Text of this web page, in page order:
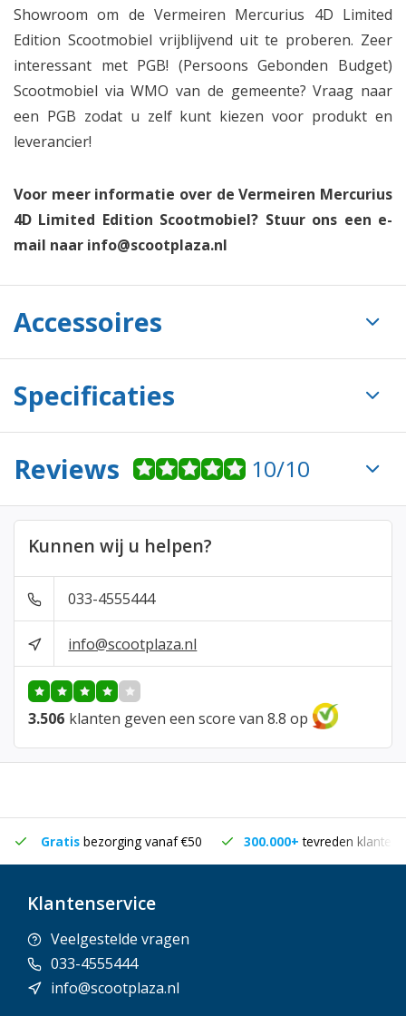
Showroom om de Vermeiren Mercurius 4D Limited
Edition Scootmobiel vrijblijvend uit te proberen. Zeer
interessant met PGB! (Persoons Gebonden Budget)
Scootmobiel via WMO van de gemeente? Vraag naar
een PGB zodat u zelf kunt kiezen voor produkt en
leverancier!
Voor meer informatie over de Vermeiren Mercurius
4D Limited Edition Scootmobiel? Stuur ons een e-
mail naar info@scootplaza.nl
Accessoires
Specificaties
Reviews 10/10
Kunnen wij u helpen?
033-4555444
info@scootplaza.nl
3.506 klanten geven een score van 8.8 op
Gratis bezorging vanaf €50 300.000+tevreden klanten
Klantenservice
Veelgestelde vragen
033-4555444
info@scootplaza.nl